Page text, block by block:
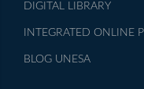
DIGITAL LIBRARY
INTEGRATED ONLINE
BLOG UNESA